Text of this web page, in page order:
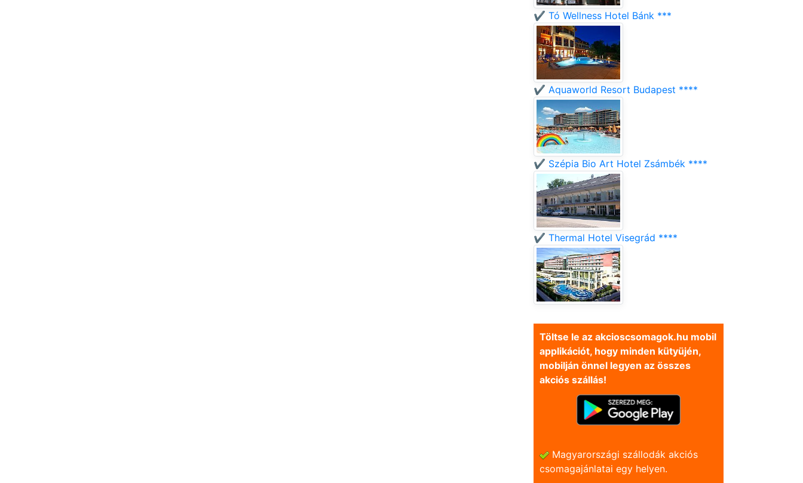
✔️ Tó Wellness Hotel Bánk ***
✔️ Aquaworld Resort Budapest ****
✔️ Szépia Bio Art Hotel Zsámbék ****
✔️ Thermal Hotel Visegrád ****
Töltse le az akcioscsomagok.hu mobil
applikációt, hogy minden kütyüjén,
mobilján önnel legyen az összes
akciós szállás!
Magyarországi szállodák akciós
csomagajánlatai egy helyen.